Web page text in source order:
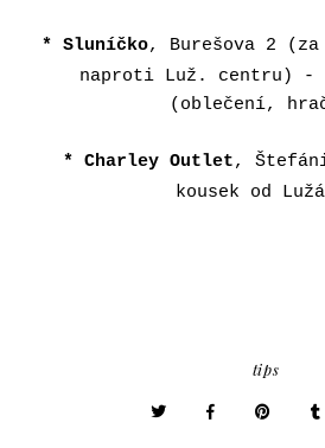
* Sluníčko, Burešova 2
naproti Luž. centru) -
(oblečení,
* Charley Outlet,
kousek od
tips